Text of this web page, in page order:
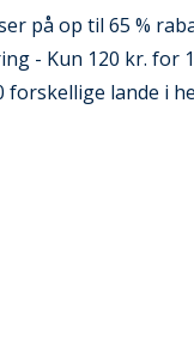
på op til 65 %
- Kun 120 kr. for
forskellige lande i